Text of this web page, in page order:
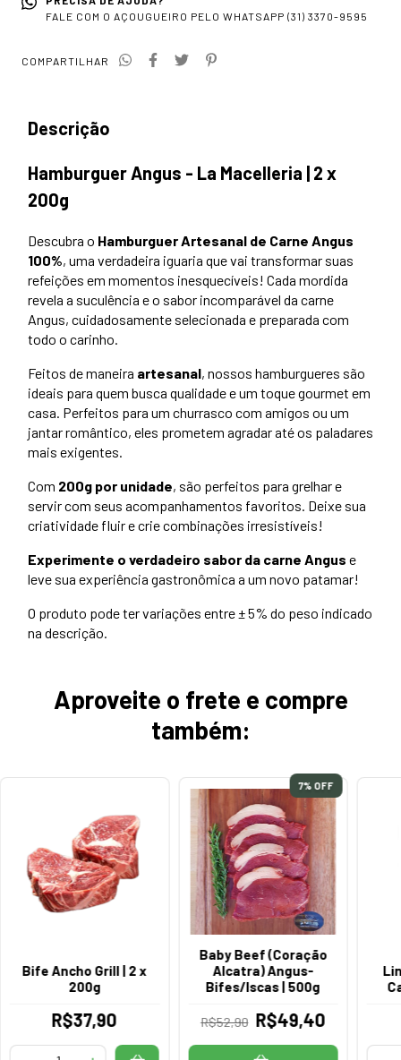
FALE COM O AÇOUGUEIRO PELO WHATSAPP (31) 3370-9595
COMPARTILHAR
Descrição
Hamburguer Angus - La Macelleria | 2 x
200g
Descubra o Hamburguer Artesanal de Carne Angus
100%, uma verdadeira iguaria que vai transformar suas
refeições em momentos inesquecíveis! Cada mordida
revela a suculência e o sabor incomparável da carne
Angus, cuidadosamente selecionada e preparada com
todo o carinho.
Feitos de maneira artesanal, nossos hamburgueres são
ideais para quem busca qualidade e um toque gourmet em
casa. Perfeitos para um churrasco com amigos ou um
jantar romântico, eles prometem agradar até os paladares
mais exigentes.
Com 200g por unidade, são perfeitos para grelhar e
servir com seus acompanhamentos favoritos. Deixe sua
criatividade fluir e crie combinações irresistíveis!
Experimente o verdadeiro sabor da carne Angus e
leve sua experiência gastronômica a um novo patamar!
O produto pode ter variações entre ± 5% do peso indicado
na descrição.
Aproveite o frete e compre
também:
Bife Ancho Grill | 2 x
200g
R$37,90
7% OFF
Baby Beef (Coração
Alcatra) Angus-
Bifes/Iscas | 500g
R$52,90 R$49,40